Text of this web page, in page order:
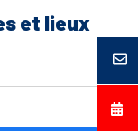
et lieux